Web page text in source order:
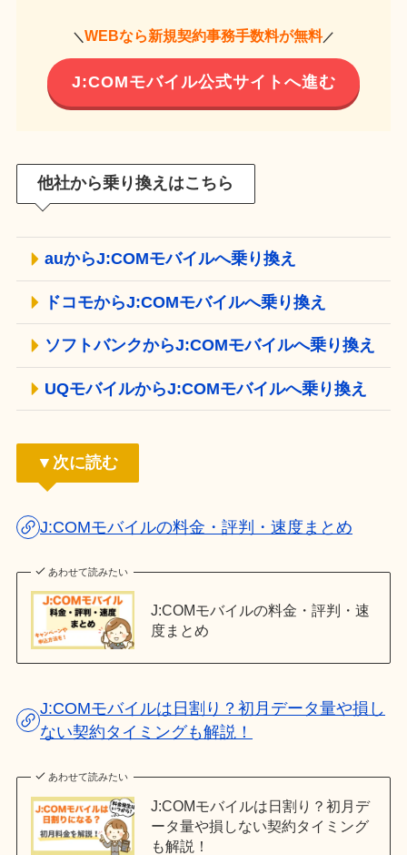
＼WEBなら新規契約事務手数料が無料／
J:COMモバイル公式サイトへ進む
他社から乗り換えはこちら
auからJ:COMモバイルへ乗り換え
ドコモからJ:COMモバイルへ乗り換え
ソフトバンクからJ:COMモバイルへ乗り換え
UQモバイルからJ:COMモバイルへ乗り換え
▼次に読む
J:COMモバイルの料金・評判・速度まとめ
あわせて読みたい
J:COMモバイルの料金・評判・速
度まとめ
J:COMモバイルは日割り？初月データ量や損し
ない契約タイミングも解説！
あわせて読みたい
J:COMモバイルは日割り？初月デ
ータ量や損しない契約タイミング
も解説！